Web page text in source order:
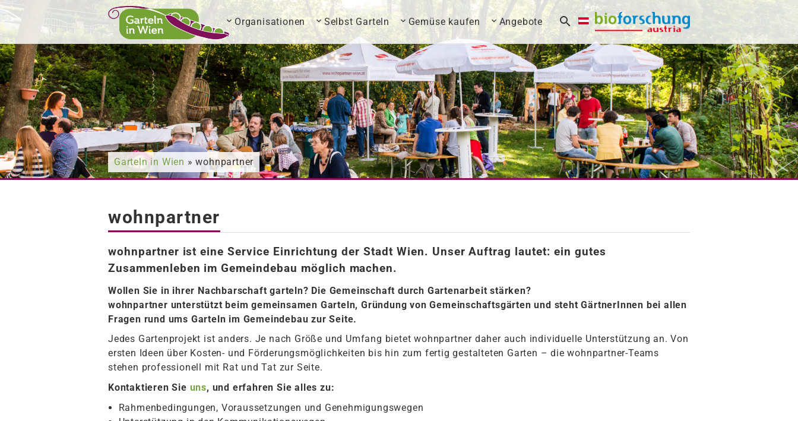
Nach was suchen Sie? Organisationen Selbst Garteln Gemüse kaufen Angebote
Garteln in Wien » wohnpartner
wohnpartner
wohnpartner ist eine Service Einrichtung der Stadt Wien. Unser Auftrag lautet: ein gutes
Zusammenleben im Gemeindebau möglich machen.
Wollen Sie in ihrer Nachbarschaft garteln? Die Gemeinschaft durch Gartenarbeit stärken?
wohnpartner unterstützt beim gemeinsamen Garteln, Gründung von Gemeinschaftsgärten und steht GärtnerInnen bei allen
Fragen rund ums Garteln im Gemeindebau zur Seite.
Jedes Gartenprojekt ist anders. Je nach Größe und Umfang bietet wohnpartner daher auch individuelle Unterstützung an. Von
ersten Ideen über Kosten- und Förderungsmöglichkeiten bis hin zum fertig gestalteten Garten – die wohnpartner-Teams
stehen professionell mit Rat und Tat zur Seite.
Kontaktieren Sie uns, und erfahren Sie alles zu:
Rahmenbedingungen, Voraussetzungen und Genehmigungswegen